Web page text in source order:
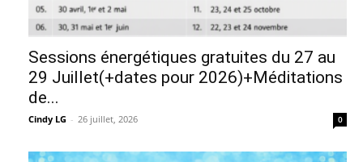
Sessions énergétiques gratuites du 27 au
29 Juillet(+dates pour 2026)+Méditations
de...
Cindy LG - 26 juillet, 2026 0